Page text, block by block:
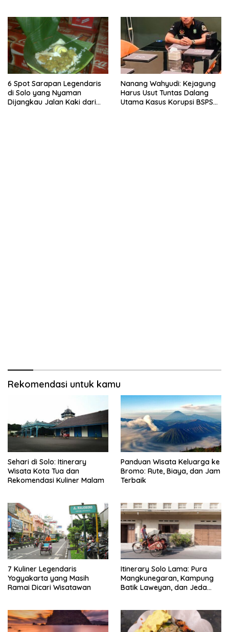
6 Spot Sarapan Legendaris
di Solo yang Nyaman
Dijangkau Jalan Kaki dari
Nanang Wahyudi: Kejagung
Harus Usut Tuntas Dalang
Utama Kasus Korupsi BSPS
Rekomendasi untuk kamu
Sehari di Solo: Itinerary
Wisata Kota Tua dan
Rekomendasi Kuliner Malam
Panduan Wisata Keluarga ke
Bromo: Rute, Biaya, dan Jam
Terbaik
7 Kuliner Legendaris
Yogyakarta yang Masih
Ramai Dicari Wisatawan
Itinerary Solo Lama: Pura
Mangkunegaran, Kampung
Batik Laweyan, dan Jeda